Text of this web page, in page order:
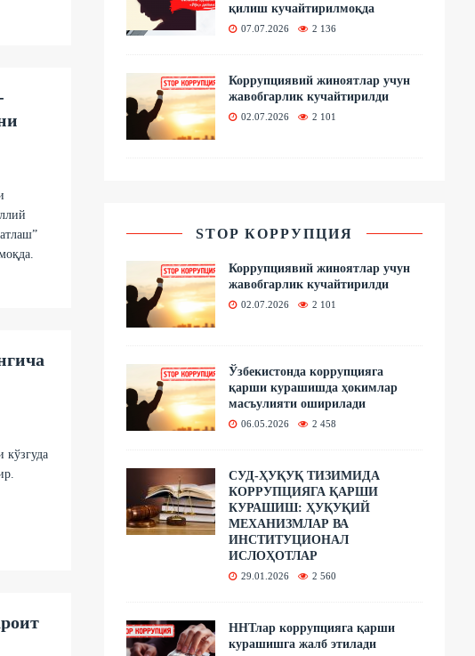
кўзгуда
қилиш кучайтирилмоқда
07.07.2026 2 136
Коррупциявий жиноятлар учун
жавобгарлик кучайтирилди
02.07.2026 2 101
STOP КОРРУПЦИЯ
Коррупциявий жиноятлар учун
жавобгарлик кучайтирилди
02.07.2026 2 101
Ўзбекистонда коррупцияга
қарши курашишда ҳокимлар
масъулияти оширилади
06.05.2026 2 458
СУД-ҲУҚУҚ ТИЗИМИДА
КОРРУПЦИЯГА ҚАРШИ
КУРАШИШ: ҲУҚУҚИЙ
МЕХАНИЗМЛАР ВА
ИНСТИТУЦИОНАЛ
ИСЛОҲОТЛАР
29.01.2026 2 560
ННТлар коррупцияга қарши
курашишга жалб этилади